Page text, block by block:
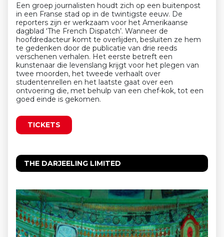
Een groep journalisten houdt zich op een buitenpost
in een Franse stad op in de twintigste eeuw. De
reporters zijn er werkzaam voor het Amerikaanse
dagblad ‘The French Dispatch’. Wanneer de
hoofdredacteur komt te overlijden, besluiten ze hem
te gedenken door de publicatie van drie reeds
verschenen verhalen. Het eerste betreft een
kunstenaar die levenslang krijgt voor het plegen van
twee moorden, het tweede verhaalt over
studentenrellen en het laatste gaat over een
ontvoering die, met behulp van een chef-kok, tot een
goed einde is gekomen.
TICKETS
THE DARJEELING LIMITED